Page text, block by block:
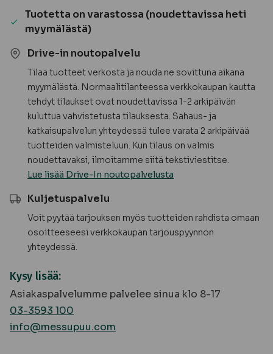
määräTuotetta on varastossa (noudettavissa heti
myymälästä)
Drive-in noutopalvelu
Tilaa tuotteet verkosta ja nouda ne sovittuna aikana
myymälästä. Normaalitilanteessa verkkokaupan kautta
tehdyt tilaukset ovat noudettavissa 1-2 arkipäivän
kuluttua vahvistetusta tilauksesta. Sahaus- ja
katkaisupalvelun yhteydessä tulee varata 2 arkipäivää
tuotteiden valmisteluun. Kun tilaus on valmis
noudettavaksi, ilmoitamme siitä tekstiviestitse.
Lue lisää Drive-In noutopalvelusta
Kuljetuspalvelu
Voit pyytää tarjouksen myös tuotteiden rahdista omaan
osoitteeseesi verkkokaupan tarjouspyynnön
yhteydessä.
Kysy lisää:
Asiakaspalvelumme palvelee sinua klo 8-17
03-3593 100
info@messupuu.com